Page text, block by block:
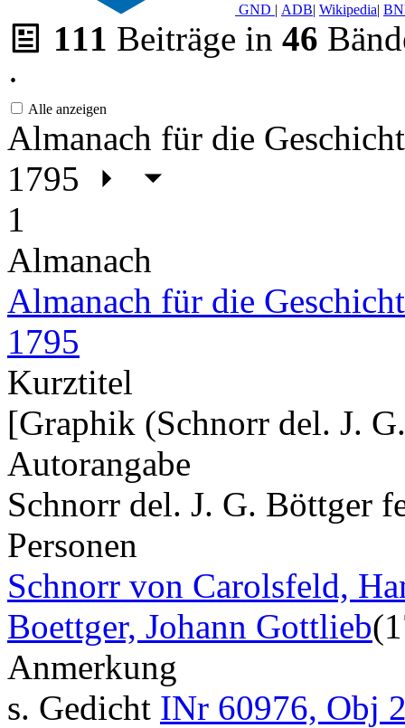
GND | ADB| Wikipedia|
111 Beiträge in 46
·
Alle anzeigen
Almanach für die
1795
1
Almanach
Almanach für die
1795
Kurztitel
[Graphik (Schnorr del. J.
Autorangabe
Schnorr del. J. G. Böttger
Personen
Schnorr von Carolsfeld,
Boettger, Johann Gottlieb
Anmerkung
s. Gedicht INr 60976, Obj